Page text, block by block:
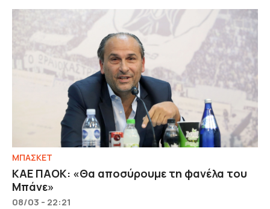
ΜΠΑΣΚΕΤ
ΚΑΕ ΠΑΟΚ: «Θα αποσύρουμε τη φανέλα του
Μπάνε»
08/03 - 22:21